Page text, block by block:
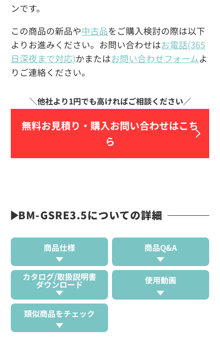
ンです。
この商品の新品や中古品をご購入検討の際は以下
よりお進みください。お問い合わせはお電話(365
日深夜まで対応)かまたはお問い合わせフォームよ
りご連絡ください。
無料お見積り・ 購入お問い合わせはこち
ら
BM-GSRE3.5についての詳細
商品仕様 商品Q&A
カタログ/取扱説明書
ダウンロード 使用動画
類似商品をチェック